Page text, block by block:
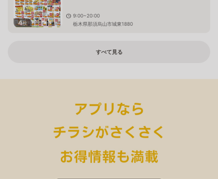
4枚
9:00~20:00
栃木県那須烏山市城東1880
すべて見る